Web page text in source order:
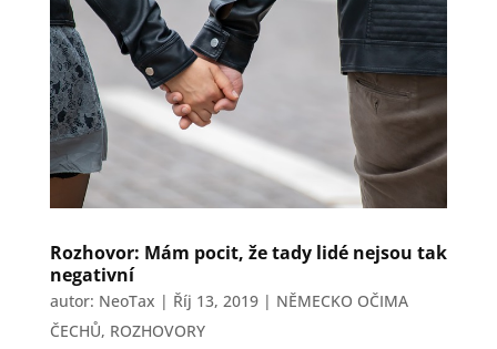
Rozhovor: Mám pocit, že tady lidé nejsou tak
negativní
autor: NeoTax | Říj 13, 2019| NĚMECKO OČIMA
ČECHŮ, ROZHOVORY